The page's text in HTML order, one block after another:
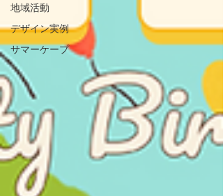
地域活動
デザイン実例
サマーケープ